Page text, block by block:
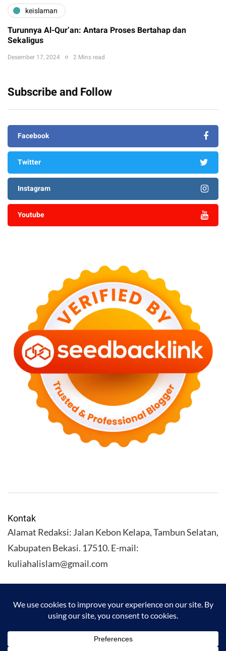
keislaman
Turunnya Al-Qur’an: Antara Proses Bertahap dan
Sekaligus
Desember 17, 2024 2 Mins read
Subscribe and Follow
Facebook
Twitter
Instagram
Youtube
Kontak
Alamat Redaksi: Jalan Kebon Kelapa, Tambun Selatan,
Kabupaten Bekasi. 17510. E-mail:
kuliahalislam@gmail.com
KULIAHALISLAM.COM Copyright (C) 2026